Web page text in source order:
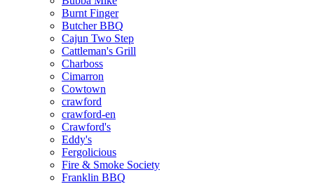
Burnt Finger
Butcher BBQ
Cajun Two Step
Cattleman's Grill
Charboss
Cimarron
Cowtown
crawford
crawford-en
Crawford's
Eddy's
Fergolicious
Fire & Smoke Society
Franklin BBQ